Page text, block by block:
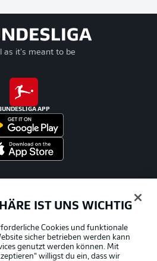
as it's meant to be
APP
IST UNS WICHTIG
Cookies und funktionale
sicher betrieben werden kann
genutzt werden können. Mit
willigst du ein, dass wir